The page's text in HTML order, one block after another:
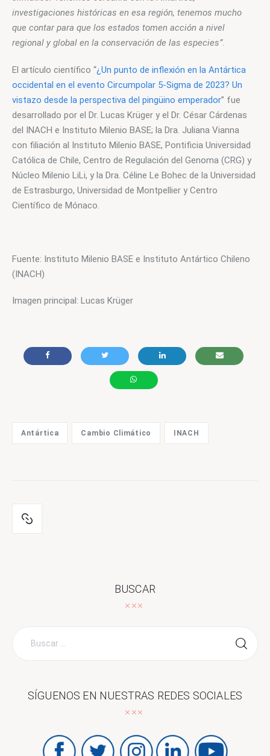
investigaciones históricas en esa región, tenemos mucho
que contar para que los estados tomen acción a nivel
regional y global en la conservación de las especies”.
El artículo científico “¿Un punto de inflexión en la Antártica
occidental en el evento Circumpolar 5-Sigma de 2023? Un
vistazo desde la perspectiva del pingüino emperador” fue
desarrollado por el Dr. Lucas Krüger y el Dr. César Cárdenas
del INACH e Instituto Milenio BASE; la Dra. Juliana Vianna
con filiación al Instituto Milenio BASE, Pontificia Universidad
Católica de Chile, Centro de Regulación del Genoma (CRG) y
Núcleo Milenio LiLi, y la Dra. Céline Le Bohec de la Universidad
de Estrasburgo, Universidad de Montpellier y Centro
Científico de Mónaco.
Fuente: Instituto Milenio BASE e Instituto Antártico Chileno
(INACH)
Imagen principal: Lucas Krüger
Antártica Cambio Climático INACH
BUSCAR
SÍGUENOS EN NUESTRAS REDES SOCIALES